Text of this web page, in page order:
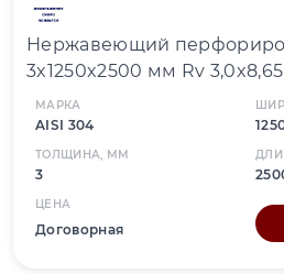
Нержавеющий
3x1250x2500 мм Rv
МАРКА
AISI 304
ТОЛЩИНА, ММ
3
ЦЕНА
Договорная